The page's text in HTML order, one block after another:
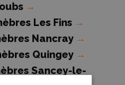
→
Les Fins →
Nancray →
Quingey →
Sancey-le-